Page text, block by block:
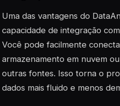
Uma das vantagens do
capacidade de integração
Você pode facilmente
armazenamento em nuvem
outras fontes. Isso torna o
dados mais fluido e menos